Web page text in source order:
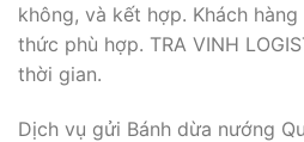
không, và kết hợp. Khách
thức phù hợp. TRA VINH
thời gian.
Dịch vụ gửi Bánh dừa nướng